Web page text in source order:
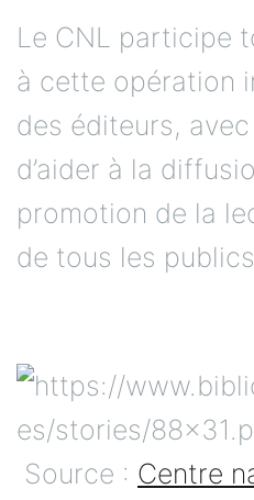
Le CNL participe
à cette opération
des éditeurs,
d’aider à la
promotion de la
de tous les
Source : Centre